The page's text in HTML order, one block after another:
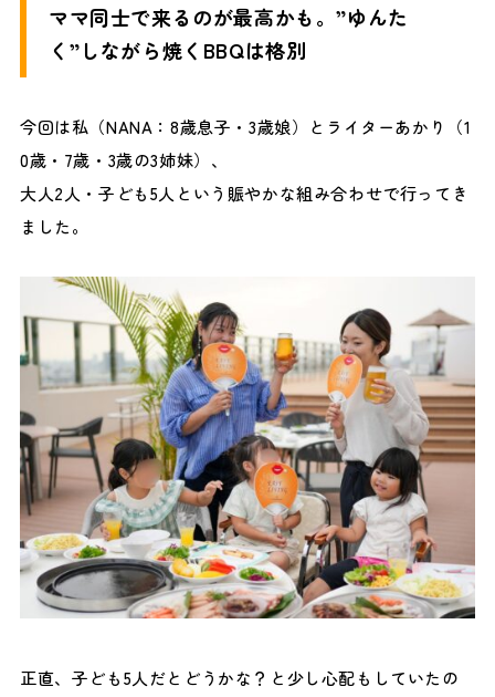
ママ同士で来るのが最高かも。”ゆんた
く”しながら焼くBBQは格別
今回は私（NANA：8歳息子・3歳娘）とライターあかり（1
0歳・7歳・3歳の3姉妹）、
大人2人・子ども5人という賑やかな組み合わせで行ってき
ました。
正直、子ども5人だとどうかな？と少し心配もしていたの